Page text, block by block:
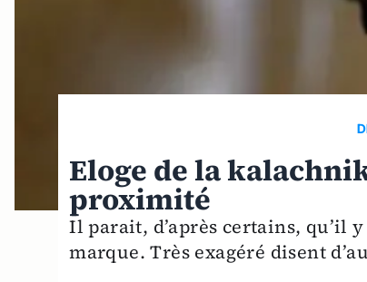
Eloge de la
proximité
Il parait, d’après certains, qu’il
marque. Très exagéré disent